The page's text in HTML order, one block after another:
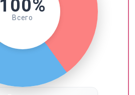
100%
Всего